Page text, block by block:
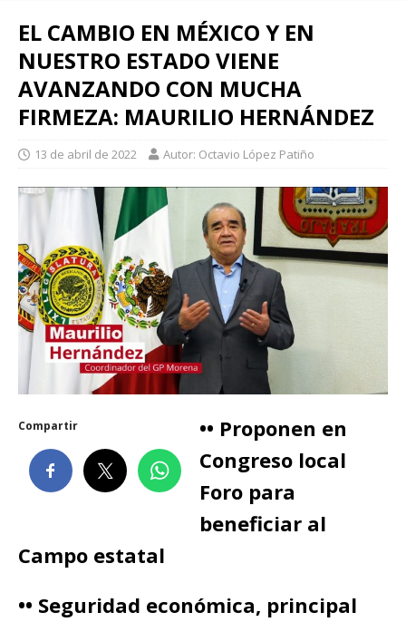
EL CAMBIO EN MÉXICO Y EN
NUESTRO ESTADO VIENE
AVANZANDO CON MUCHA
FIRMEZA: MAURILIO HERNÁNDEZ
13 de abril de 2022 Autor: Octavio López Patiño
Compartir
•• Proponen en
Congreso local
Foro para
beneficiar al
Campo estatal
•• Seguridad económica, principal